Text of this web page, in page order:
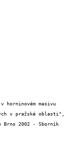
v pražské oblasti",